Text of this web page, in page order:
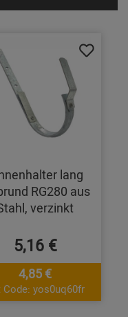
lang
RG280 aus
verzinkt
5,16 €
4,85 €
Code: yos0uq60fr